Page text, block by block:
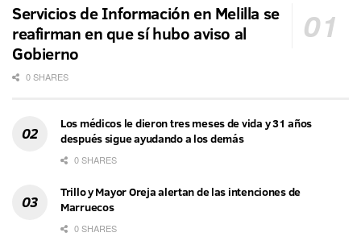
Servicios de Información en Melilla se
reafirman en que sí hubo aviso al
Gobierno
0 SHARES
Los médicos le dieron tres meses de vida y 31 años
después sigue ayudando a los demás
0 SHARES
Trillo y Mayor Oreja alertan de las intenciones de
Marruecos
0 SHARES